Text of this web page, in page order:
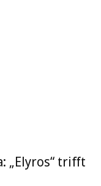
„Elyros“ trifft